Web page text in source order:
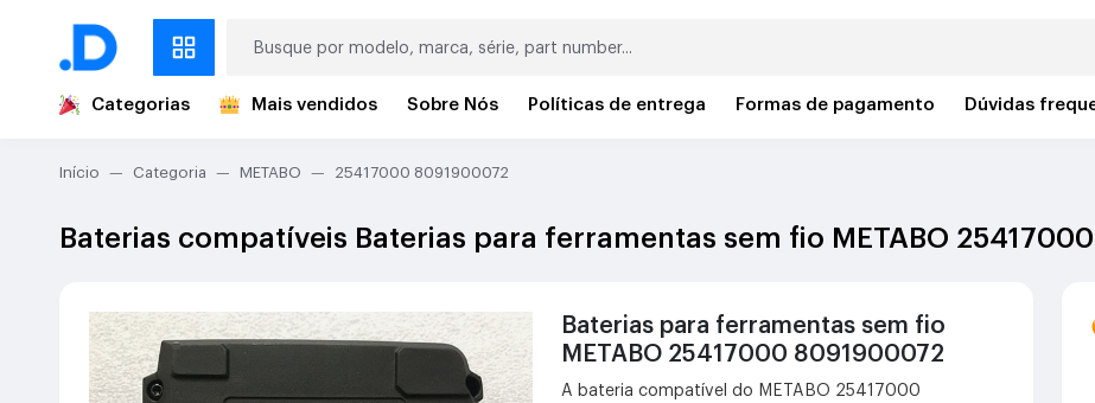
Categorias Mais vendidos Sobre Nós Políticas de entrega Formas de pagamento Dúvidas
Início Categoria METABO 25417000 8091900072
Baterias compatíveis Baterias para ferramentas sem fio METABO
Baterias para ferramentas sem fio
METABO 25417000 8091900072
A bateria compatível do METABO 25417000